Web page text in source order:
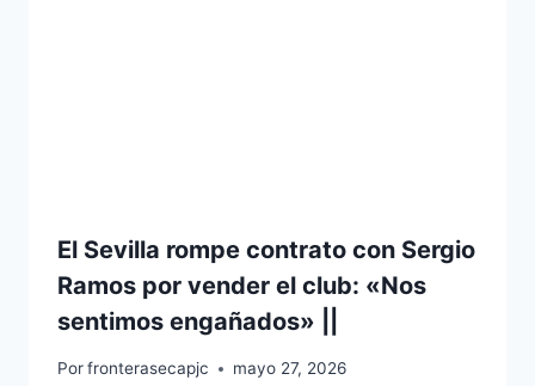
El Sevilla rompe contrato con Sergio
Ramos por vender el club: «Nos
sentimos engañados» ||
Porfronterasecapjc mayo 27, 2026